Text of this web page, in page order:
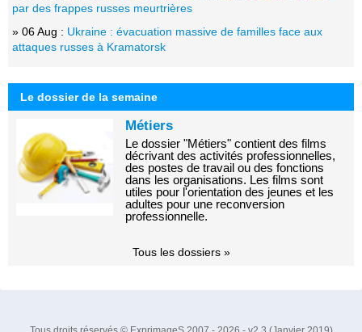
par des frappes russes meurtrières
» 06 Aug : Ukraine : évacuation massive de familles face aux
attaques russes à Kramatorsk
Le dossier de la semaine
Métiers
Le dossier "Métiers" contient des films
décrivant des activités professionnelles,
des postes de travail ou des fonctions
dans les organisations. Les films sont
utiles pour l'orientation des jeunes et les
adultes pour une reconversion
professionnelle.
Tous les dossiers »